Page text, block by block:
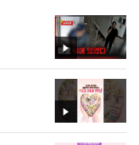
영
상
영
상